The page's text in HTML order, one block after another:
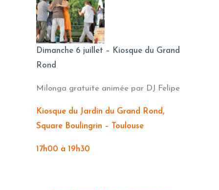
Dimanche 6 juillet – Kiosque du Grand
Rond
Milonga gratuite animée par DJ Felipe
Kiosque du Jardin du Grand Rond,
Square Boulingrin – Toulouse
17h00 à 19h30